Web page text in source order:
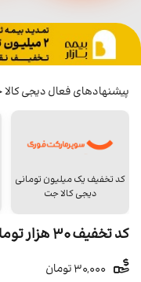
پیشنهادهای فعال دیجی
کد تخفیف یک میلیون تومانی
دیجی کالا جت
کد تخفیف 30 هزار تومانی دیجی کالا جت ویژه تمام کاربران